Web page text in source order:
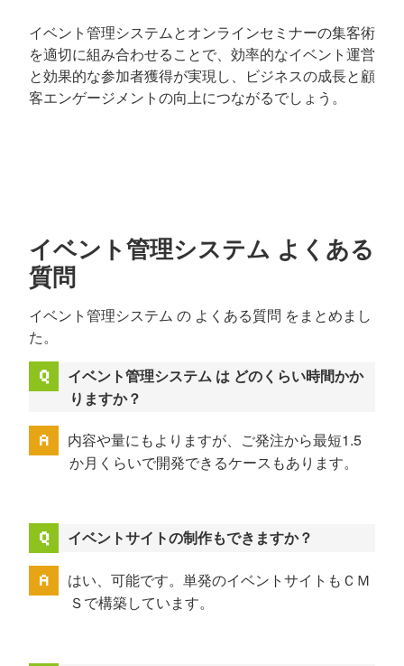
イベント管理システムとオンラインセミナーの集客術
を適切に組み合わせることで、効率的なイベント運営
と効果的な参加者獲得が実現し、ビジネスの成長と顧
客エンゲージメントの向上につながるでしょう。
イベント管理システム よくある
質問
イベント管理システム の よくある質問 をまとめまし
た。
イベント管理システム は どのくらい時間かか
りますか？
内容や量にもよりますが、ご発注から最短1.5
か月くらいで開発できるケースもあります。
イベントサイトの制作もできますか？
はい、可能です。単発のイベントサイトもＣＭ
Ｓで構築しています。